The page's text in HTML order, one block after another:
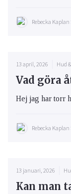
Rebecka
13 april, 2026 Hud
Vad göra
Hej jag har torr
Rebecka
13 januari, 2026
Kan man